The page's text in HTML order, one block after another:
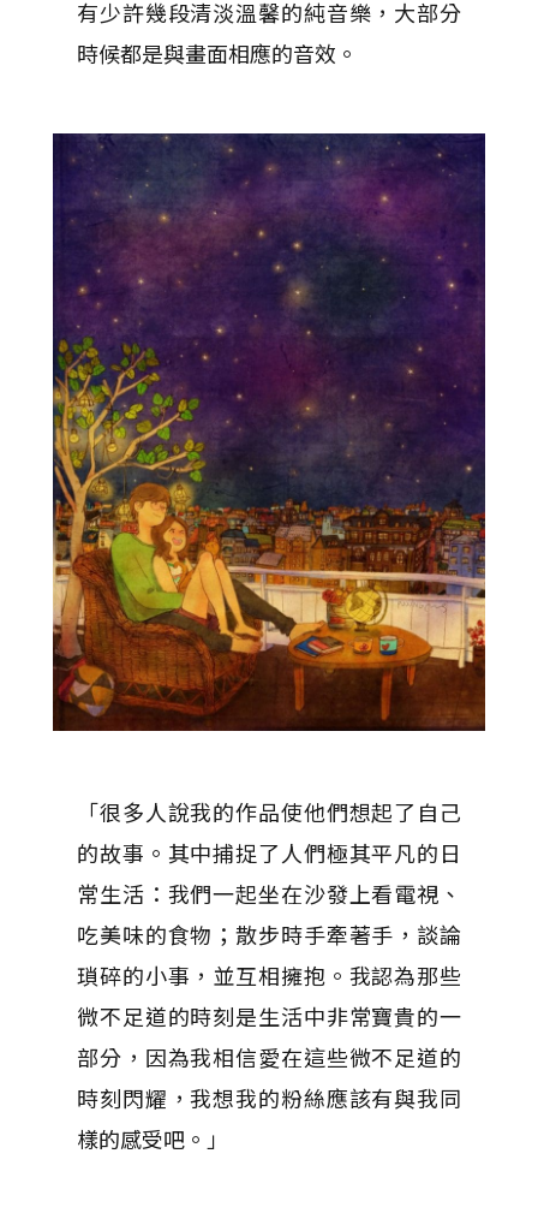
有少許幾段清淡溫馨的純音樂，大部分
時候都是與畫面相應的音效。
「很多人說我的作品使他們想起了自己
的故事。其中捕捉了人們極其平凡的日
常生活：我們一起坐在沙發上看電視、
吃美味的食物；散步時手牽著手，談論
瑣碎的小事，並互相擁抱。我認為那些
微不足道的時刻是生活中非常寶貴的一
部分，因為我相信愛在這些微不足道的
時刻閃耀，我想我的粉絲應該有與我同
樣的感受吧。」